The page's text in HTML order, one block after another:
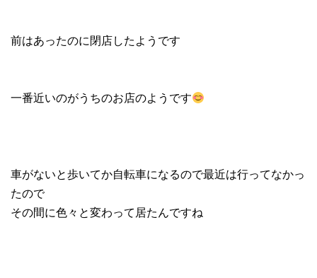
前はあったのに閉店したようです
一番近いのがうちのお店のようです
車がないと歩いてか自転車になるので最近は行ってなかっ
たので
その間に色々と変わって居たんですね